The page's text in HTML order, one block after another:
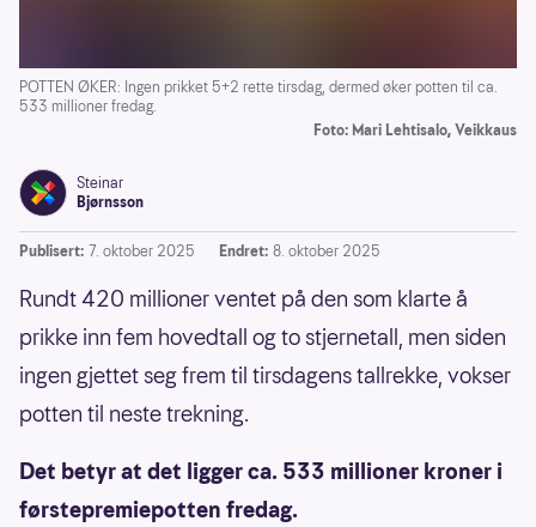
POTTEN ØKER: Ingen prikket 5+2 rette tirsdag, dermed øker potten til ca.
533 millioner fredag.
Foto: Mari Lehtisalo, Veikkaus
Steinar
Bjørnsson
Publisert: 7. oktober 2025 Endret: 8. oktober 2025
Rundt 420 millioner ventet på den som klarte å
prikke inn fem hovedtall og to stjernetall, men siden
ingen gjettet seg frem til tirsdagens tallrekke, vokser
potten til neste trekning.
Det betyr at det ligger ca. 533 millioner kroner i
førstepremiepotten fredag.